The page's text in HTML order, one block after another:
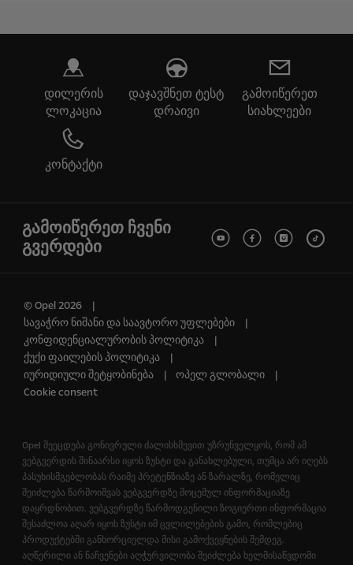
დილერის
ლოკაცია
დაჯავშნეთ ტესტ
დრაივი
გამოიწერეთ
სიახლეები
კონტაქტი
გამოიწერეთ ჩვენი
გვერდები
© Opel 2026
სავაჭრო ნიშანი და საავტორო უფლებები
კონფიდენციალურობის პოლიტიკა
ქუქი ფაილების პოლიტიკა
იურიდიული შეტყობინება
ოპელ გლობალი
Cookie consent
Opel შეეცდება გონივრული ძალისხმევით უზრუნველყოს, რომ ამ
ვებგვერდის შინაარსი იყოს ზუსტი და განახლებული, თუმცა არ იღებს
პასუხისმგებლობას რაიმე პრეტენზიაზე ან ზარალზე, რომელიც
შეიძლება წარმოიშვას ვებგვერდზე მოცემულ ინფორმაციაზე
დაყრდნობით. ვებგვერდზე წარმოდგენილი ზოგიერთი ინფორმაცია
შესაძლოა აღარ იყოს ზუსტი იმ ცვლილებების გამო, რომლებიც
პროდუქტებში განხორციელდა მისი გამოქვეყნების შემდეგ.
აღწერილი ან ნაჩვენები აღჭურვილობა შეიძლება ხელმისაწვდომი